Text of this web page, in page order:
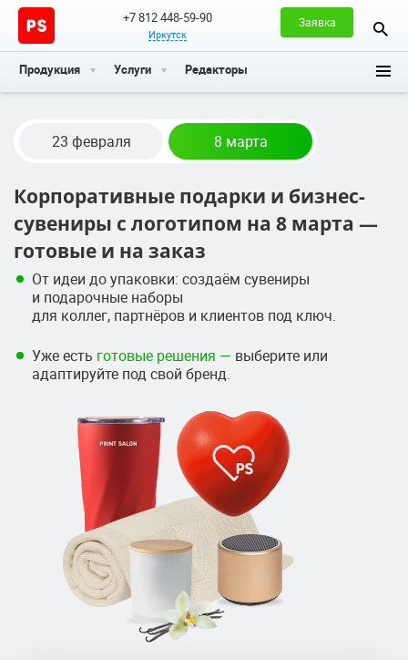
+7 812 448-59-90
Иркутск
Заявка
Продукция Услуги Редакторы
23 февраля 8 марта
Корпоративные подарки и бизнес-
сувениры с логотипом на 8 марта —
готовые и на заказ
От идеи до упаковки: создаём сувениры
и подарочные наборы
для коллег, партнёров и клиентов под ключ.
Уже есть готовые решения — выберите или
адаптируйте под свой бренд.